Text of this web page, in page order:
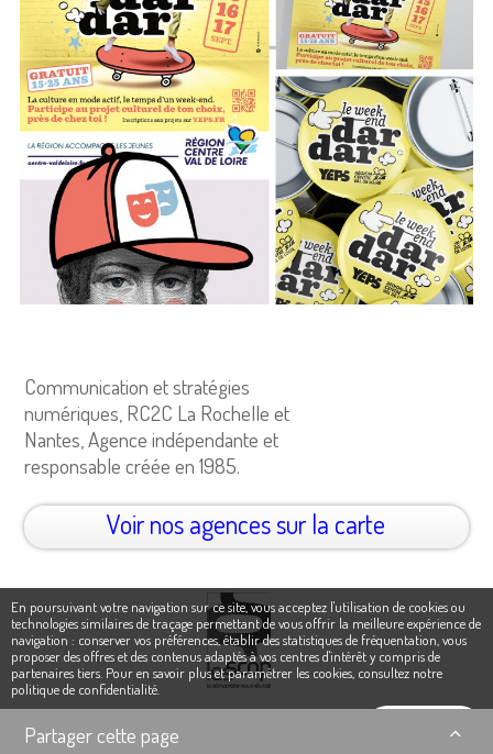
Partager cette page
Communication et stratégies
numériques, RC2C La Rochelle et
Nantes, Agence indépendante et
responsable créée en 1985.
Voir nos agences sur la carte
En poursuivant votre navigation sur ce site, vous acceptez l'utilisation de cookies ou
technologies similaires de traçage permettant de vous offrir la meilleure expérience de
navigation : conserver vos préférences, établir des statistiques de fréquentation, vous
proposer des offres et des contenus adaptés à vos centres d'intérêt y compris de
partenaires tiers. Pour en savoir plus et paramétrer les cookies, consultez notre
politique de confidentialité
Ok, j'accepte